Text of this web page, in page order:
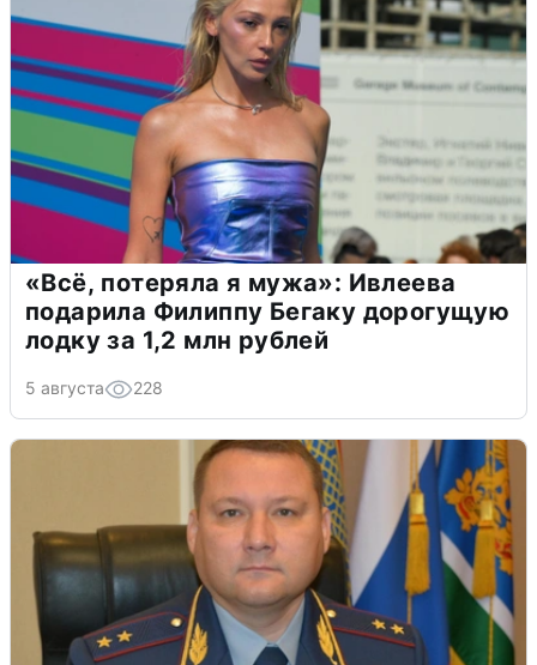
«Всё, потеряла я мужа»: Ивлеева
подарила Филиппу Бегаку дорогущую
лодку за 1,2 млн рублей
5 августа 228